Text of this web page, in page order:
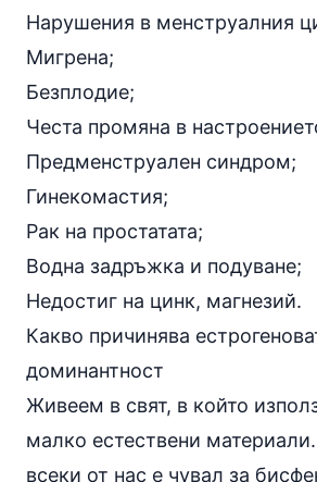
Нарушения в менструалния
Мигрена;
Безплодие;
Честа промяна в
Предменструален синдром;
Гинекомастия;
Рак на простатата;
Водна задръжка и подуване;
Недостиг на цинк, магнезий.
Какво причинява
доминантност
Живеем в свят, в който
малко естествени
всеки от нас е чувал за